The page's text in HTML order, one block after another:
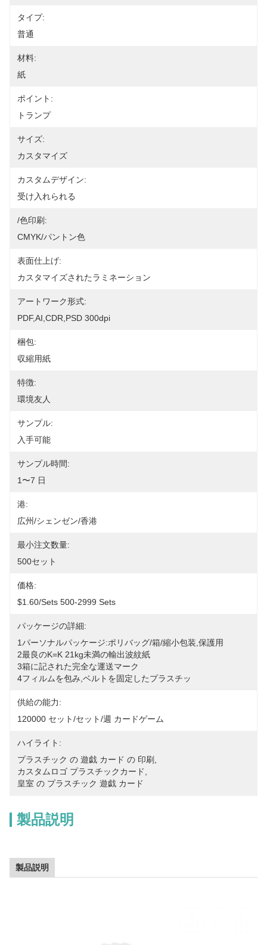
タイプ:
普通
材料:
紙
ポイント:
トランプ
サイズ:
カスタマイズ
カスタムデザイン:
受け入れられる
/色印刷:
CMYK/パントン色
表面仕上げ:
カスタマイズされたラミネーション
アートワーク形式:
PDF,AI,CDR,PSD 300dpi
梱包:
収縮用紙
特徴:
環境友人
サンプル:
入手可能
サンプル時間:
1〜7 日
港:
広州/シェンゼン/香港
最小注文数量:
500セット
価格:
$1.60/sets 500-2999 Sets
パッケージの詳細:
1パーソナルパッケージ:ポリバッグ/箱/縮小包装,保護用
2最良のK=K 21kg未満の輸出波紋紙
3箱に記された完全な運送マーク
4フィルムを包み,ベルトを固定したプラスチッ
供給の能力:
120000 セット/セット/週 カードゲーム
ハイライト:
プラスチック の 遊戯 カード の 印刷
カスタムロゴ プラスチックカード
皇室 の プラスチック 遊戯 カード
製品説明
製品説明